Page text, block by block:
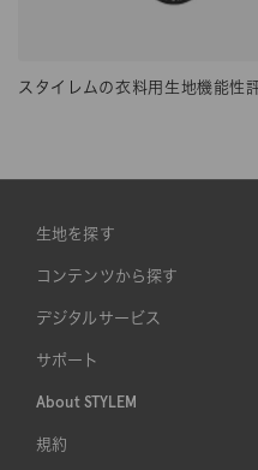
スタイレムの衣料用生地機能性
生地を探す
コンテンツから探す
デジタルサービス
サポート
About STYLEM
規約